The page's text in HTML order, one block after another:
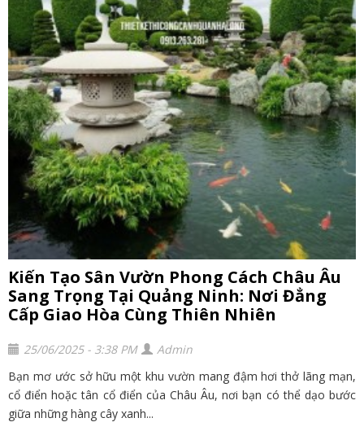
Kiến Tạo Sân Vườn Phong Cách Châu Âu
Sang Trọng Tại Quảng Ninh: Nơi Đẳng
Cấp Giao Hòa Cùng Thiên Nhiên
25/06/2025 - 3:38 PM
Admin
Bạn mơ ước sở hữu một khu vườn mang đậm hơi thở lãng mạn,
cổ điển hoặc tân cổ điển của Châu Âu, nơi bạn có thể dạo bước
giữa những hàng cây xanh...